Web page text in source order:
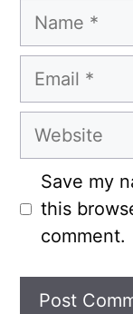
Name
Email
Website
Save my
this
comment.